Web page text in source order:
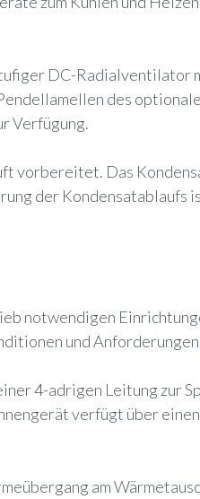
DC-
des
Verfügung.
vorbereitet. Das
der
notwendigen
und
4-adrigen Leitung zur
verfügt über
am